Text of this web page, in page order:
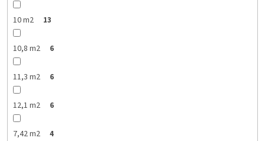
10 m2 13
10,8 m2 6
11,3 m2 6
12,1 m2 6
7,42 m2 4